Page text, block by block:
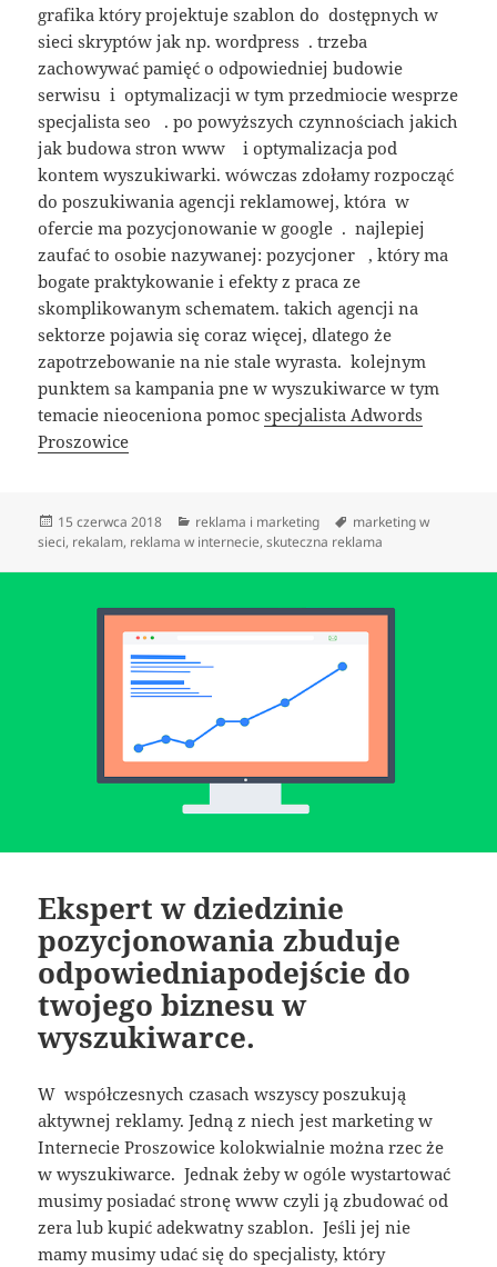
grafika który projektuje szablon do dostępnych w
sieci skryptów jak np. wordpress . trzeba
zachowywać pamięć o odpowiedniej budowie
serwisu i optymalizacji w tym przedmiocie wesprze
specjalista seo . po powyższych czynnościach jakich
jak budowa stron www i optymalizacja pod
kontem wyszukiwarki. wówczas zdołamy rozpocząć
do poszukiwania agencji reklamowej, która w
ofercie ma pozycjonowanie w google . najlepiej
zaufać to osobie nazywanej: pozycjoner , który ma
bogate praktykowanie i efekty z praca ze
skomplikowanym schematem. takich agencji na
sektorze pojawia się coraz więcej, dlatego że
zapotrzebowanie na nie stale wyrasta. kolejnym
punktem sa kampania pne w wyszukiwarce w tym
temacie nieoceniona pomocspecjalista Adwords
Proszowice
Data
publikacji
15 czerwca 2018 Kategorie
reklama i marketing Tagi
marketing w
sieci, rekalam, reklama w internecie,skuteczna reklama
Ekspert w dziedzinie
pozycjonowania zbuduje
odpowiedniapodejście do
twojego biznesu w
wyszukiwarce.
W współczesnych czasach wszyscy poszukują
aktywnej reklamy. Jedną z niech jest marketing w
Internecie Proszowice kolokwialnie można rzec że
w wyszukiwarce. Jednak żeby w ogóle wystartować
musimy posiadać stronę www czyli ją zbudować od
zera lub kupić adekwatny szablon. Jeśli jej nie
mamy musimy udać się do specjalisty, który